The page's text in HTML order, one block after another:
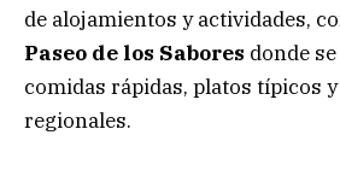
de alojamientos y actividades,
Paseo de los Sabores donde
comidas rápidas, platos típicos
regionales.